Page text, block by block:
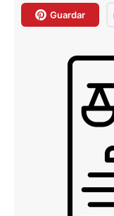
Guardar